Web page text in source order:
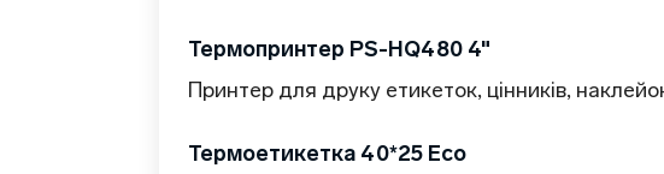
Термопринтер PS-HQ480 4"
Принтер для друку етикеток, цінників,
Термоетикетка 40*25 Eco